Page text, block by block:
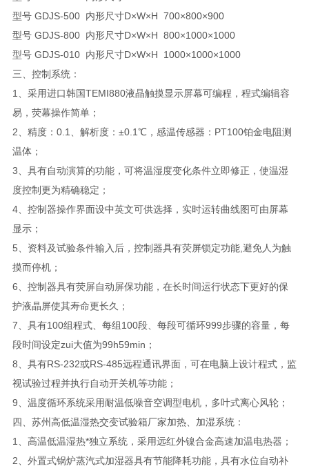
型号 GDJS-500 内形尺寸D×W×H 700×800×900
型号 GDJS-800 内形尺寸D×W×H 800×1000×1000
型号 GDJS-010 内形尺寸D×W×H 1000×1000×1000
三、控制系统：
1、采用进口韩国TEMI880液晶触摸显示屏幕可编程，程式编辑容
易，荧幕操作简单；
2、精度：0.1、解析度：±0.1℃，感温传感器：PT100铂金电阻测
温体；
3、具有自动演算的功能，可将温湿度变化条件立即修正，使温湿
度控制更为精确稳定；
4、控制器操作界面设中英文可供选择，实时运转曲线图可由屏幕
显示；
5、资料及试验条件输入后，控制器具有荧屏锁定功能,避免人为触
摸而停机；
6、控制器具有荧屏自动屏保功能，在长时间运行状态下更好的保
护液晶屏使其寿命更长久；
7、具有100组程式、每组100段、每段可循环999步骤的容量，每
段时间设定zui大值为99h59min；
8、具有RS-232或RS-485远程通讯界面，可在电脑上设计程式，监
视试验过程并执行自动开关机等功能；
9、温度循环系统采用耐温低噪音空调型电机，多叶式离心风轮；
四、苏州高低温湿热交变试验箱厂家加热、加湿系统：
1、高温低温湿热*独立系统，采用远红外镍合金高速加温电热器；
2、外置式锅炉蒸汽式加湿器具有节能降耗功能，具有水位自动补